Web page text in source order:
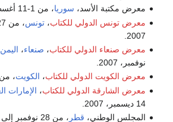
معرض مكتبة الأسد، سوريا، من 1-11 أغسطس، 2007.
معرض تونس الدولي للكتاب،تونس
2007.
معرض صنعاء الدولي للكتاب، صنعاء، اليمن
نوفمبر، 2007.
معرض الكويت الدولي للكتاب، الكويت، من 13-21 نوفمبر، 2007.
معرض الشارقة الدولي للكتاب، الإمارات
14 ديسمبر، 2007.
المجلس الوطني، قطر ، من 28 نوفمبر إلى 8 ديسمبر، 2007.